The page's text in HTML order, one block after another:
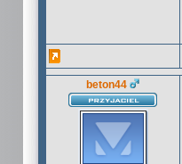
beton44